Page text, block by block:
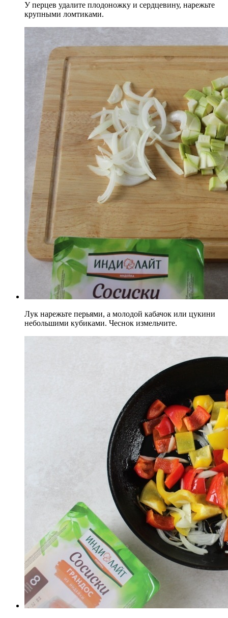
У перцев удалите плодоножку и сердцевину, нарежьте
крупными ломтиками.
Лук нарежьте перьями, а молодой кабачок или цукини
небольшими кубиками. Чеснок измельчите.